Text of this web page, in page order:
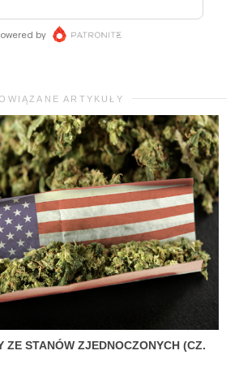
ARTYKUŁY
ZE STANÓW ZJEDNOCZONYCH (CZ.